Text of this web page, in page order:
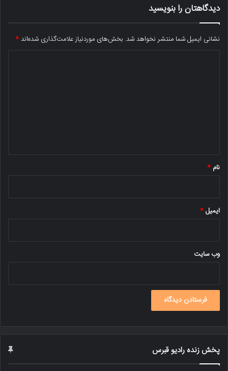
دیدگاهتان را بنویسید
نشانی ایمیل شما منتشر نخواهد شد. بخش‌های موردنیاز علامت‌گذاری شده‌اند*
نام *
ایمیل*
وب‌ سایت
پخش زنده رادیو قبرس